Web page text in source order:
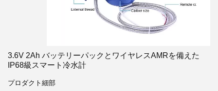
3.6V 2Ah バッテリーパックとワイヤレスAMRを備えた
IP68級スマート冷水計
プロダクト細部